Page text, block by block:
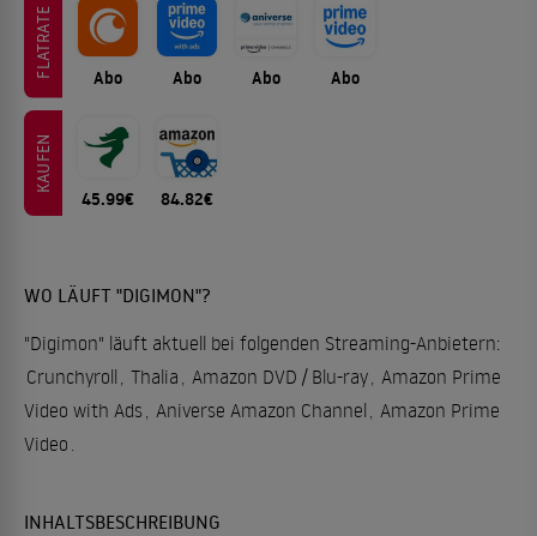
FLATRATE Abo Abo Abo Abo
KAUFEN
45.99€ 84.82€
WO LÄUFT "DIGIMON"?
"Digimon" läuft aktuell bei folgenden Streaming-Anbietern:
Crunchyroll Thalia Amazon DVD / Blu-ray Amazon Prime
Video with Ads Aniverse Amazon Channel
Amazon Prime
Video
INHALTSBESCHREIBUNG